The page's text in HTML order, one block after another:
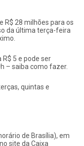
R$ 28 milhões para os
da última terça-feira
5 e pode ser
– saiba como fazer.
quintas e
de Brasília), em
site da Caixa